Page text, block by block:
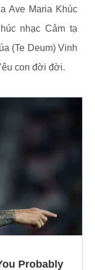
Ave Maria Khúc
nhạc Cảm tạ
(Te Deum) Vinh
con đời đời.